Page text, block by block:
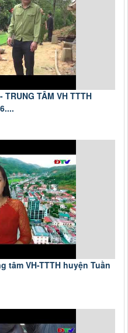
TRUNG TÂM VH TTTH
tâm VH-TTTH huyện Tuần